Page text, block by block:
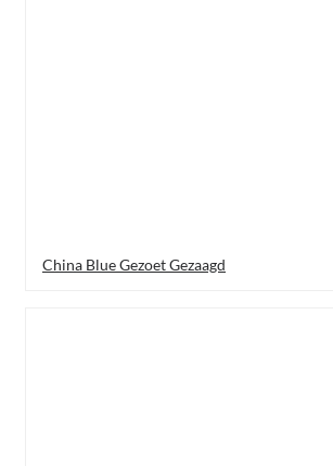
China Blue Gezoet Gezaagd